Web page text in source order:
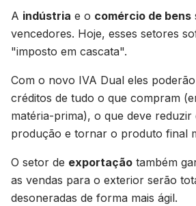
A indústria e o comércio de bens
vencedores. Hoje, esses setores
"imposto em cascata".
Com o novo IVA Dual eles
créditos de tudo o que compram
matéria-prima), o que deve reduzir
produção e tornar o produto final
O setor de exportação também
as vendas para o exterior serão
desoneradas de forma mais ágil.